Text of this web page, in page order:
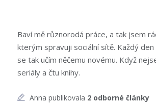
Baví mě různorodá práce, a tak jsem
kterým spravuji sociální sítě. Každý
se tak učím něčemu novému. Když
seriály a čtu knihy.
Anna publikovala 2 odborné články